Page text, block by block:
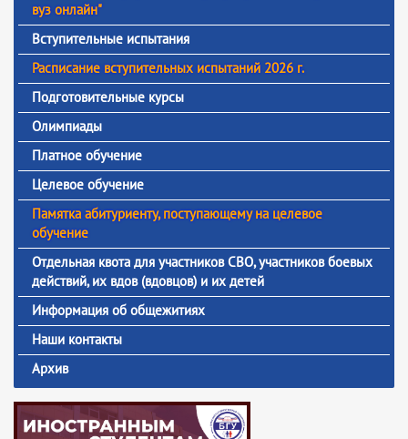
вуз онлайн"
Вступительные испытания
Расписание вступительных испытаний 2026 г.
Подготовительные курсы
Олимпиады
Платное обучение
Целевое обучение
Памятка абитуриенту, поступающему на целевое
обучение
Отдельная квота для участников СВО, участников боевых
действий, их вдов (вдовцов) и их детей
Информация об общежитиях
Наши контакты
Архив